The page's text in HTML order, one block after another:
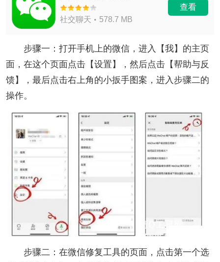
社交聊天 578.7 MB
查看
步骤一：打开手机上的微信，进入【我】的主页
面，在这个页面点击【设置】，然后点击【帮助与反
馈】，最后点击右上角的小扳手图案，进入步骤二的
操作。
步骤二：在微信修复工具的页面，点击第一个选